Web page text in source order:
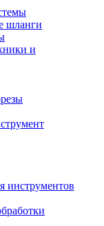
шланги
и
инструментов